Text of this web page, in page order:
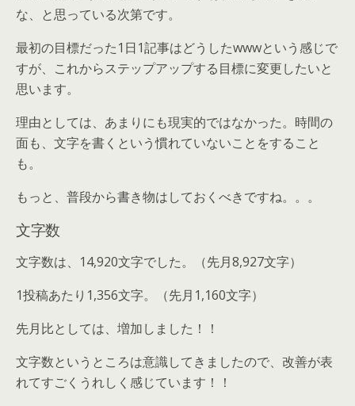
な、と思っている次第です。
最初の目標だった1日1記事はどうしたwwwという感じで
すが、これからステップアップする目標に変更したいと
思います。
理由としては、あまりにも現実的ではなかった。時間の
面も、文字を書くという慣れていないことをすること
も。
もっと、普段から書き物はしておくべきですね。。。
文字数
文字数は、14,920文字でした。（先月8,927文字）
1投稿あたり1,356文字。（先月1,160文字）
先月比としては、増加しました！！
文字数というところは意識してきましたので、改善が表
れてすごくうれしく感じています！！